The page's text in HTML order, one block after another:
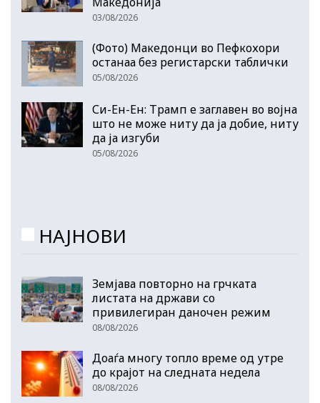
03/08/2026
(Фото) Македонци во Пефкохори
останаа без регистарски таблички
05/08/2026
Си-Ен-Ен: Трамп е заглавен во војна
што не може ниту да ја добие, ниту
да ја изгуби
05/08/2026
НАЈНОВИ
Земјава повторно на грчката
листата на држави со
привилегиран даночен режим
08/08/2026
Доаѓа многу топло време од утре
до крајот на следната недела
08/08/2026